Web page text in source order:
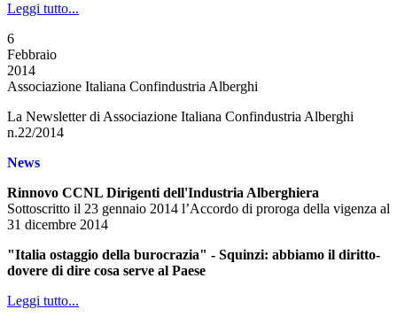
Leggi tutto...
6
Febbraio
2014
Associazione Italiana Confindustria Alberghi
La Newsletter di Associazione Italiana Confindustria Alberghi
n.22/2014
News
Rinnovo CCNL Dirigenti dell'Industria Alberghiera
Sottoscritto il 23 gennaio 2014 l’Accordo di proroga della vigenza al
31 dicembre 2014
"Italia ostaggio della burocrazia" - Squinzi: abbiamo il diritto-
dovere di dire cosa serve al Paese
Leggi tutto...